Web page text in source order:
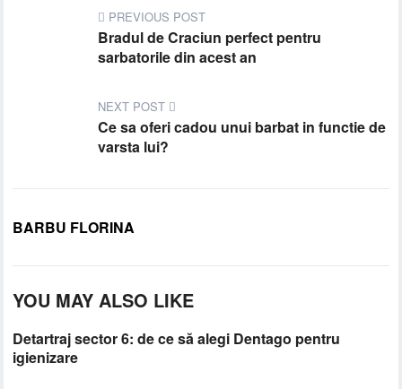
PREVIOUS POST
Bradul de Craciun perfect pentru
sarbatorile din acest an
NEXT POST
Ce sa oferi cadou unui barbat in functie de
varsta lui?
BARBU FLORINA
YOU MAY ALSO LIKE
Detartraj sector 6: de ce să alegi Dentago pentru
igienizare